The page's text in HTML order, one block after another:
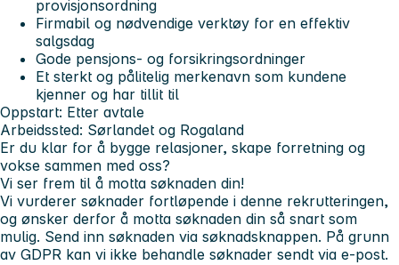
provisjonsordning
Firmabil og nødvendige verktøy for en effektiv
salgsdag
Gode pensjons- og forsikringsordninger
Et sterkt og pålitelig merkenavn som kundene
kjenner og har tillit til
Oppstart: Etter avtale
Arbeidssted: Sørlandet og Rogaland
Er du klar for å bygge relasjoner, skape forretning og
vokse sammen med oss?
Vi ser frem til å motta søknaden din!
Vi vurderer søknader fortløpende i denne rekrutteringen,
og ønsker derfor å motta søknaden din så snart som
mulig. Send inn søknaden via søknadsknappen. På grunn
av GDPR kan vi ikke behandle søknader sendt via e-post.